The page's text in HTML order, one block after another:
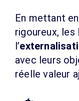
En mettant
rigoureux, les
l’
avec leurs
réelle valeur